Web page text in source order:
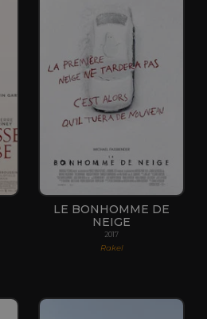
LE BONHOMME DE
NEIGE
2017
Rakel